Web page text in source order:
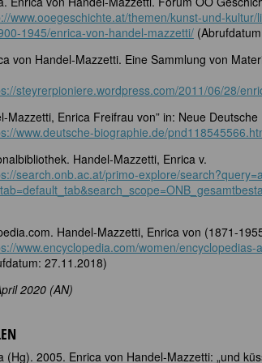
www.ooegeschichte.at/themen/kunst-und-
1945/enrica-von-handel-mazzetti/
von Handel-Mazzetti. Eine Sammlung von
steyrerpioniere.wordpress.com/2011/06/28/
Mazzetti, Enrica Freifrau von” in: Neue
www.deutsche-biographie.de/
Handel-Mazzetti, Enrica v.
search.onb.ac.at/primo-explore/
Handel-Mazzetti, Enrica von (1871-
www.encyclopedia.com/women/
27.11.2018)
2020 (AN)
(Hg). 2005. Enrica von Handel-Mazzetti: „und